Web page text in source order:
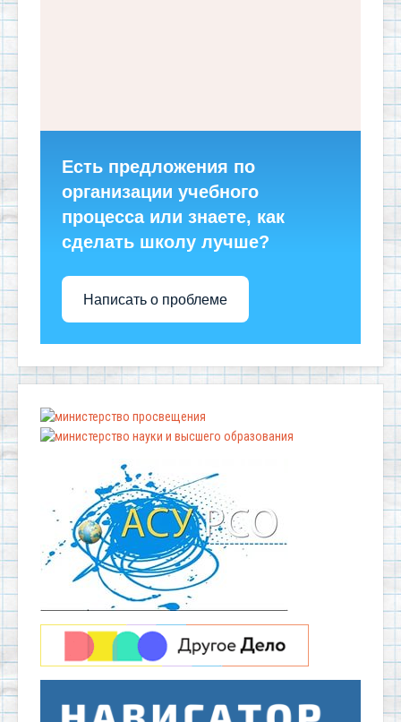
Есть предложения по
организации учебного
процесса или знаете, как
сделать школу лучше?
Написать о проблеме